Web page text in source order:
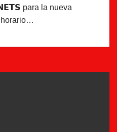
para la nueva
horario…